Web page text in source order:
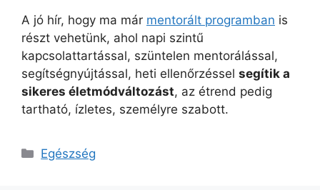
A jó hír, hogy ma már mentorált programban is
részt vehetünk, ahol napi szintű
kapcsolattartással, szüntelen mentorálással,
segítségnyújtással, heti ellenőrzéssel segítik a
sikeres életmódváltozást, az étrend pedig
tartható, ízletes, személyre szabott.
Kategória
Egészség